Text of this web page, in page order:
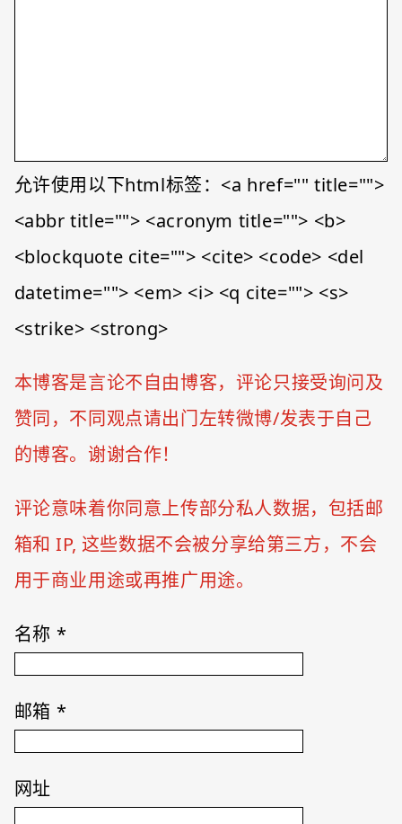
允许使用以下html标签：<a href="" title="">
<abbr title=""> <acronym title=""> <b>
<blockquote cite=""> <cite> <code> <del
datetime=""> <em> <i> <q cite=""> <s>
<strike> <strong>
本博客是言论不自由博客，评论只接受询问及
赞同，不同观点请出门左转微博/发表于自己
的博客。谢谢合作！
评论意味着你同意上传部分私人数据，包括邮
箱和 IP, 这些数据不会被分享给第三方，不会
用于商业用途或再推广用途。
名称 *
邮箱 *
网址